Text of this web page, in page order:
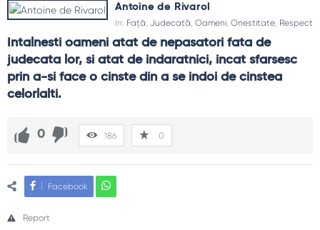
Antoine de Rivarol
In: Față, Judecată, Oameni, Onestitate, Respect
Intalnesti oameni atat de nepasatori fata de
judecata lor, si atat de indaratnici, incat sfarsesc
prin a-si face o cinste din a se indoi de cinstea
celorlalti.
0 186 0
Facebook
Report